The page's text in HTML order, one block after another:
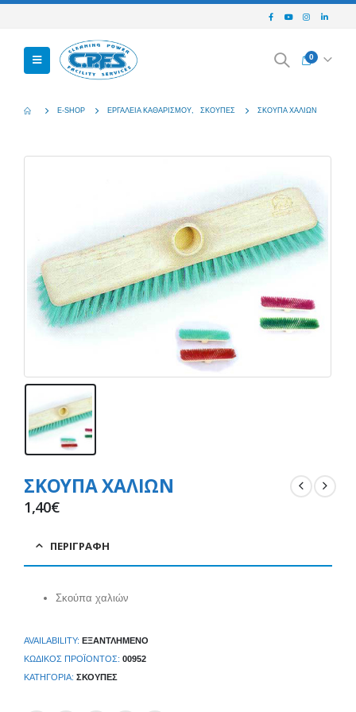
0
E-SHOP ΕΡΓΑΛΕΊΑ ΚΑΘΑΡΙΣΜΟΎ ΣΚΟΎΠΕΣ ΣΚΟΥΠΑ ΧΑΛΙΩΝ
ΣΚΟΥΠΑ ΧΑΛΙΩΝ
1,40€
ΠΕΡΙΓΡΑΦΉ
Σκούπα χαλιών
AVAILABILITY: ΕΞΑΝΤΛΗΜΈΝΟ
ΚΩΔΙΚΌΣ ΠΡΟΪΌΝΤΟΣ: 00952
ΚΑΤΗΓΟΡΊΑ: ΣΚΟΎΠΕΣ